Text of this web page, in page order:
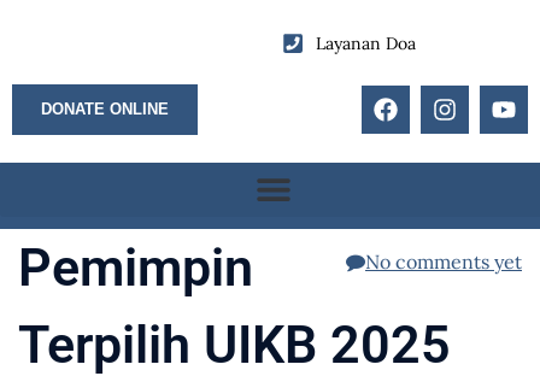
Layanan Doa
DONATE ONLINE
No comments yet
Pemimpin
Terpilih UIKB 2025